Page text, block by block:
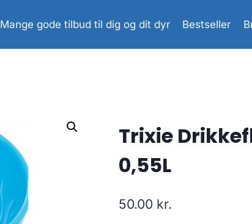
Mange gode tilbud til dig og dit dyr Bestseller
Trixie
0,55L
50.00 kr.